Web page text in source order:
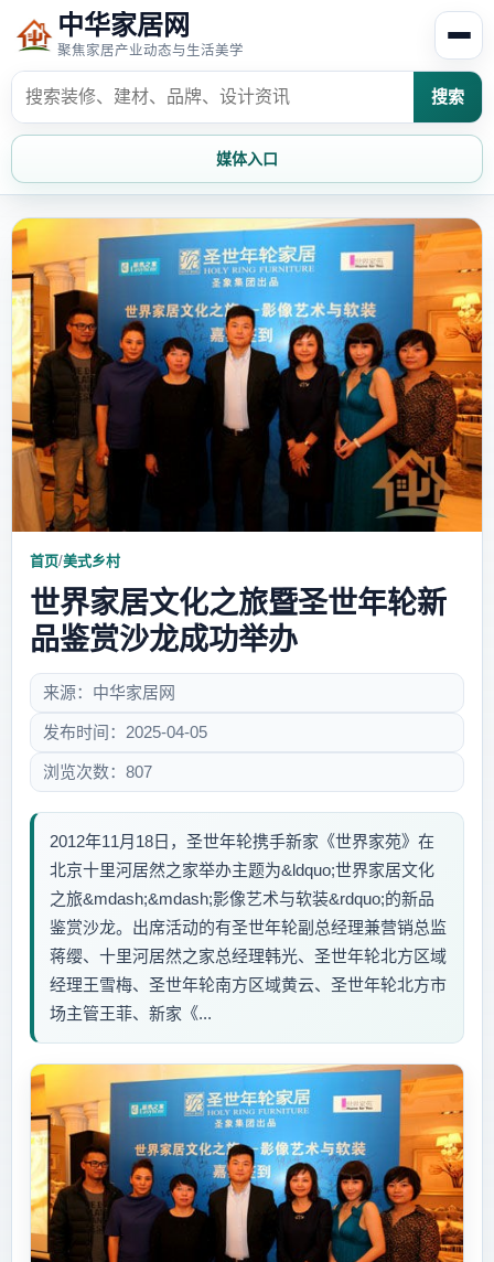
中华家居网
聚焦家居产业动态与生活美学
搜索
媒体入口
家居资讯
家居风水 家居欣赏
时尚饰家 装修设计
家具知识 家居文化
家装攻略 创意家居
首页/美式乡村
世界家居文化之旅暨圣世年轮新
品鉴赏沙龙成功举办
来源：中华家居网
发布时间：2025-04-05
浏览次数：807
2012年11月18日，圣世年轮携手新家《世界家苑》在
北京十里河居然之家举办主题为&ldquo;世界家居文化
之旅&mdash;&mdash;影像艺术与软装&rdquo;的新品
鉴赏沙龙。出席活动的有圣世年轮副总经理兼营销总监
蒋缨、十里河居然之家总经理韩光、圣世年轮北方区域
经理王雪梅、圣世年轮南方区域黄云、圣世年轮北方市
场主管王菲、新家《...